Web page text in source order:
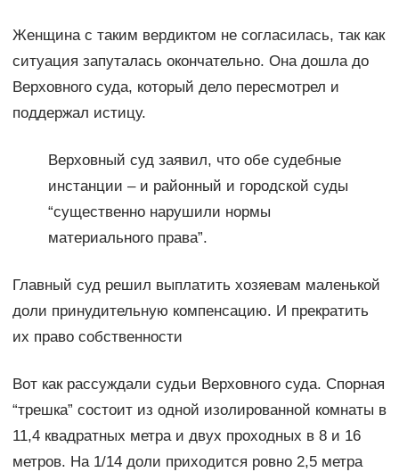
Женщина с таким вердиктом не согласилась, так как
ситуация запуталась окончательно. Она дошла до
Верховного суда, который дело пересмотрел и
поддержал истицу.
Верховный суд заявил, что обе судебные
инстанции – и районный и городской суды
“существенно нарушили нормы
материального права”.
Главный суд решил выплатить хозяевам маленькой
доли принудительную компенсацию. И прекратить
их право собственности
Вот как рассуждали судьи Верховного суда. Спорная
“трешка” состоит из одной изолированной комнаты в
11,4 квадратных метра и двух проходных в 8 и 16
метров. На 1/14 доли приходится ровно 2,5 метра